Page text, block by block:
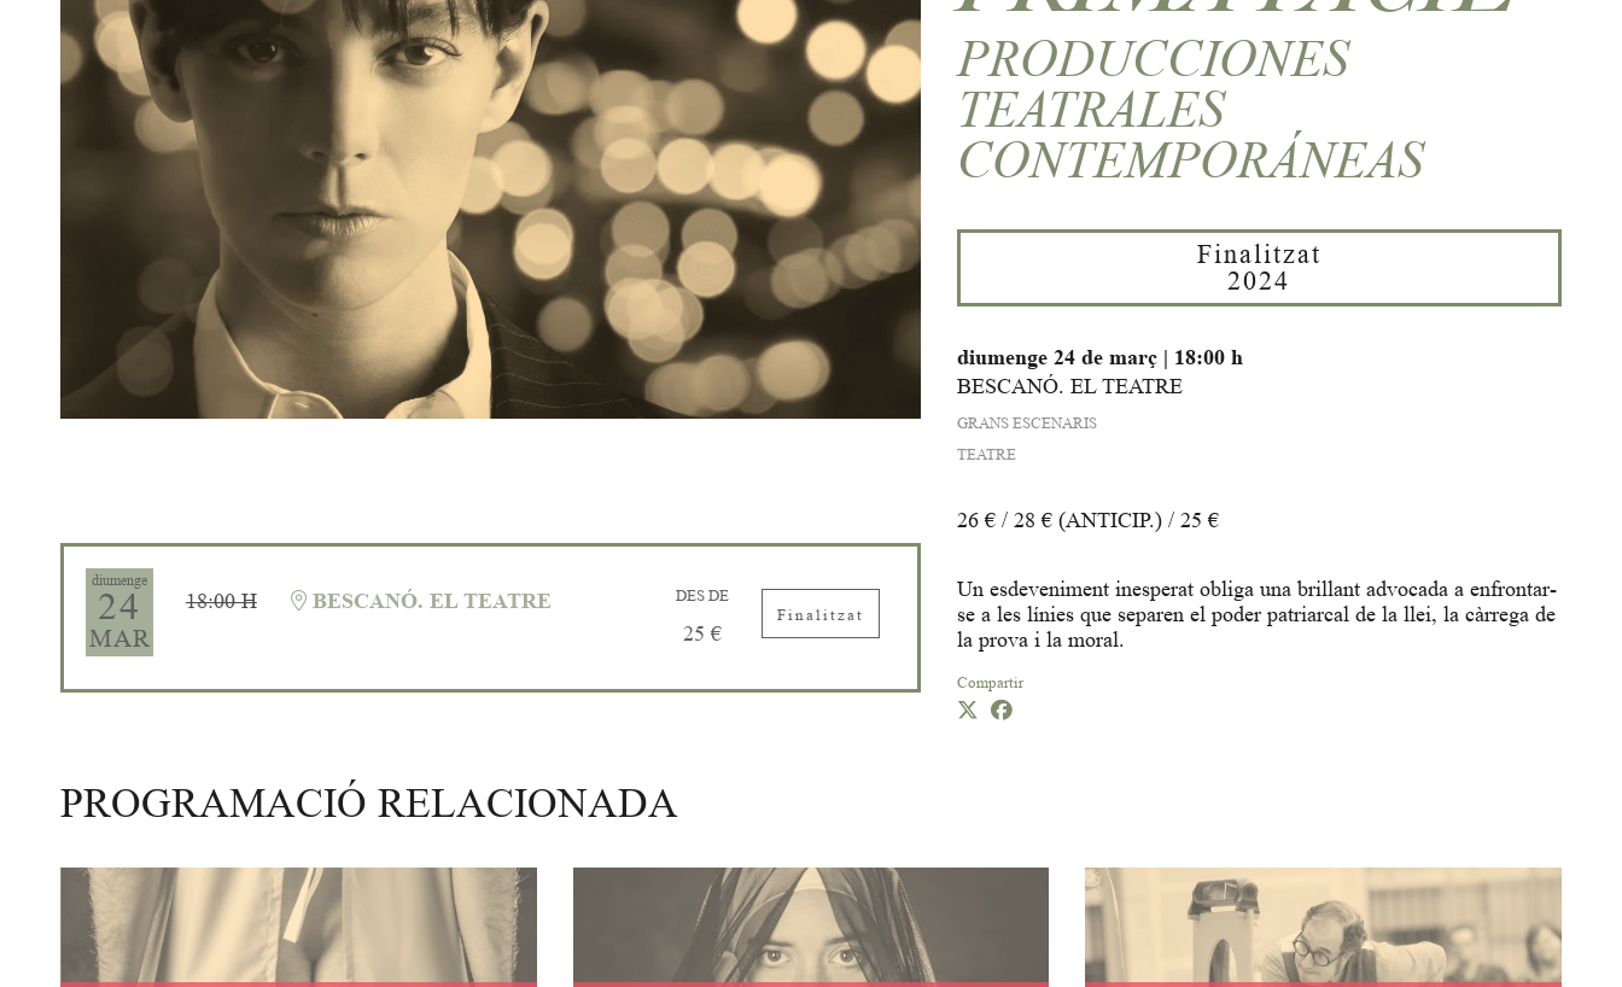
PRODUCCIONES
TEATRALES
CONTEMPORÁNEAS
Finalitzat
2024
diumenge 24 de març | 18:00 h
BESCANÓ. EL TEATRE
GRANS ESCENARIS
TEATRE
26 € / 28 € (ANTICIP.) / 25 €
Un esdeveniment inesperat obliga una brillant advocada a enfrontar-
se a les línies que separen el poder patriarcal de la llei, la càrrega de
la prova i la moral.
Compartir
diumenge
24
MAR
18:00 H BESCANÓ. EL TEATRE DES DE
25 €
Finalitzat
PROGRAMACIÓ RELACIONADA